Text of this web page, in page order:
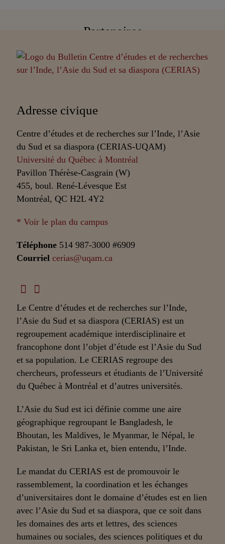
Partenaires
Adresse civique
Centre d’études et de recherches sur l’Inde, l’Asie
du Sud et sa diaspora (CERIAS-UQAM)
Université du Québec à Montréal
Pavillon Thérèse-Casgrain (W)
455, boul. René-Lévesque Est
Montréal, QC H2L 4Y2
* Voir le plan du campus
Téléphone 514 987-3000 #6909
Courriel cerias@uqam.ca
Le Centre d’études et de recherches sur l’Inde,
l’Asie du Sud et sa diaspora (CERIAS) est un
regroupement académique interdisciplinaire et
francophone dont l’objet d’étude est l’Asie du Sud
et sa population. Le CERIAS regroupe des
chercheurs, professeurs et étudiants de l’Université
du Québec à Montréal et d’autres universités.
L’Asie du Sud est ici définie comme une aire
géographique regroupant le Bangladesh, le
Bhoutan, les Maldives, le Myanmar, le Népal, le
Pakistan, le Sri Lanka et, bien entendu, l’Inde.
Le mandat du CERIAS est de promouvoir le
rassemblement, la coordination et les échanges
d’universitaires dont le domaine d’études est en lien
avec l’Asie du Sud et sa diaspora, que ce soit dans
les domaines des arts et lettres, des sciences
humaines ou sociales, des sciences politiques et du